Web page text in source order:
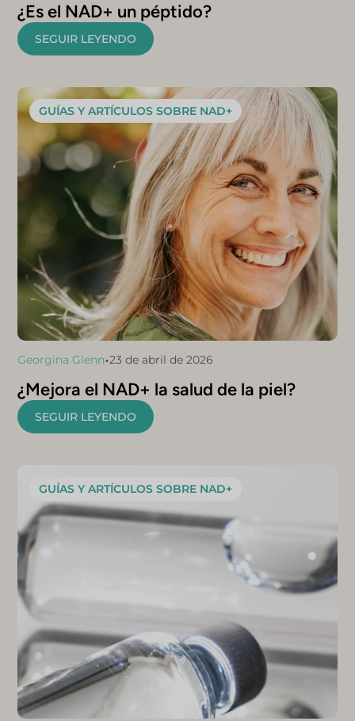
¿Es el NAD+ un péptido?
SEGUIR LEYENDO
GUÍAS Y ARTÍCULOS SOBRE NAD+
Georgina Glenn•23 de abril de 2026
¿Mejora el NAD+ la salud de la piel?
SEGUIR LEYENDO
GUÍAS Y ARTÍCULOS SOBRE NAD+